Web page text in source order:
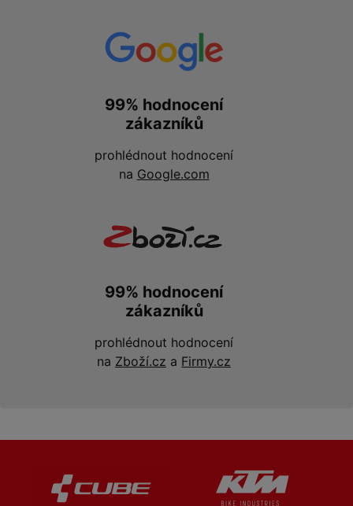
99% hodnocení
zákazníků
prohlédnout hodnocení
na Google.com
99% hodnocení
zákazníků
prohlédnout hodnocení
na Zboží.cz a Firmy.cz